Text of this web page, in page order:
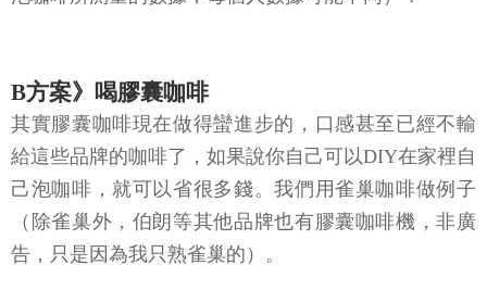
B方案》喝膠囊咖啡
其實膠囊咖啡現在做得蠻進步的，口感甚至已經不輸
給這些品牌的咖啡了，如果說你自己可以DIY在家裡自
己泡咖啡，就可以省很多錢。我們用雀巢咖啡做例子
（除雀巢外，伯朗等其他品牌也有膠囊咖啡機，非廣
告，只是因為我只熟雀巢的）。